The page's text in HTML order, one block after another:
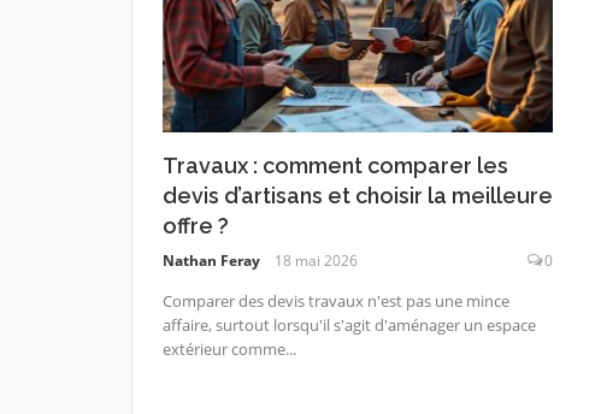
Travaux : comment comparer les
devis d’artisans et choisir la meilleure
offre ?
Nathan Feray 18 mai 2026 0
Comparer des devis travaux n'est pas une mince
affaire, surtout lorsqu'il s'agit d'aménager un espace
extérieur comme...